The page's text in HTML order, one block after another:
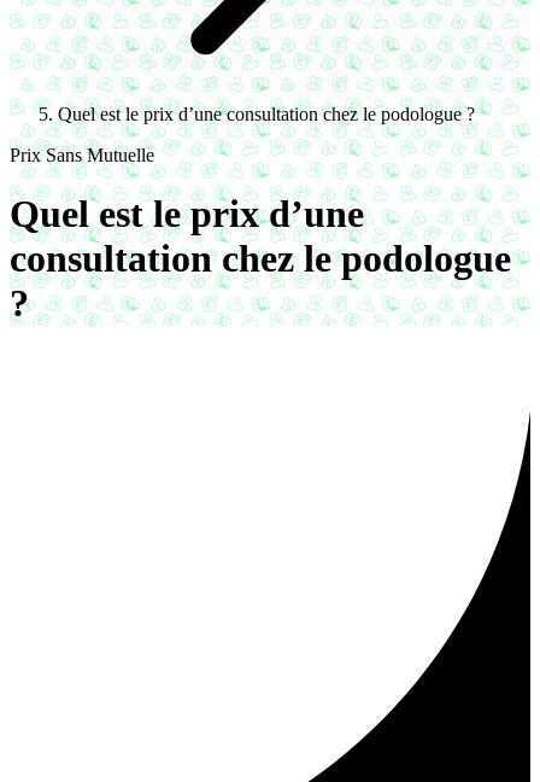
Quel est le prix d’une consultation chez le podologue ?
Prix Sans Mutuelle
Quel est le prix d’une
consultation chez le podologue
?